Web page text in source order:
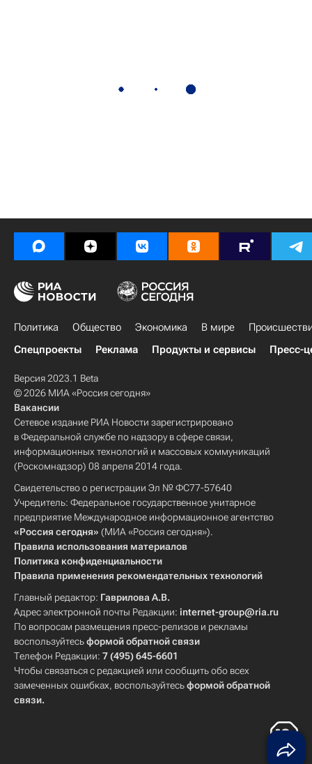
Политика Общество Экономика В мире
Спецпроекты
Реклама Продукты и сервисы Пресс-
Версия 2023.1 Beta
© 2026 МИА «Россия сегодня»
Вакансии
Сетевое издание РИА Новости зарегистрировано
в Федеральной службе по надзору в сфере связи,
информационных технологий и массовых коммуникаций
(Роскомнадзор) 08 апреля 2014 года.
Свидетельство о регистрации Эл № ФС77-57640
Учредитель: Федеральное государственное унитарное
предприятие Международное информационное агентство
«Россия сегодня» (МИА «Россия сегодня»).
Правила использования материалов
Политика конфиденциальности
Правила применения рекомендательных технологий
Главный редактор: Гаврилова А.В.
Адрес электронной почты Редакции: internet-group@ria.ru
По вопросам размещения пресс-релизов и рекламы
воспользуйтесьформой обратной связи
Телефон Редакции: 7 (495) 645-6601
Чтобы связаться с редакцией или сообщить обо всех
замеченных ошибках, воспользуйтесьформой обратной
связи.